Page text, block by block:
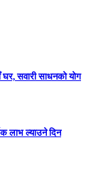
सवारी साधनकाे याेग
लाभ ल्याउने दिन